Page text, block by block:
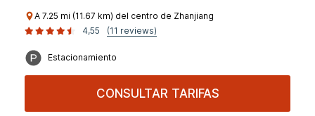
A 7.25 mi (11.67 km) del centro de Zhanjiang
4,55
(11 reviews)
Estacionamiento
CONSULTAR TARIFAS